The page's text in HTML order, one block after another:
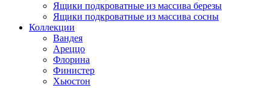
Ящики подкроватные из массива березы
Ящики подкроватные из массива сосны
Коллекции
Вандея
Ареццо
Флорина
Финистер
Хьюстон